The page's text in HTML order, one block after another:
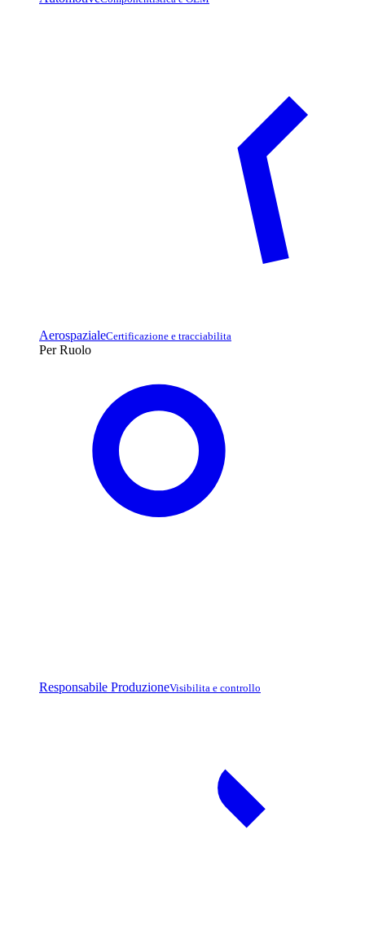
AerospazialeCertificazione e tracciabilita
Per Ruolo
Responsabile ProduzioneVisibilita e controllo